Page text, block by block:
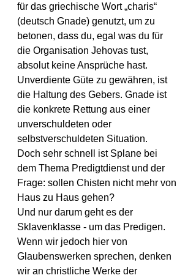
für das griechische Wort „charis“
(deutsch Gnade) genutzt, um zu
betonen, dass du, egal was du für
die Organisation Jehovas tust,
absolut keine Ansprüche hast.
Unverdiente Güte zu gewähren, ist
die Haltung des Gebers. Gnade ist
die konkrete Rettung aus einer
unverschuldeten oder
selbstverschuldeten Situation.
Doch sehr schnell ist Splane bei
dem Thema Predigtdienst und der
Frage: sollen Chisten nicht mehr von
Haus zu Haus gehen?
Und nur darum geht es der
Sklavenklasse - um das Predigen.
Wenn wir jedoch hier von
Glaubenswerken sprechen, denken
wir an christliche Werke der